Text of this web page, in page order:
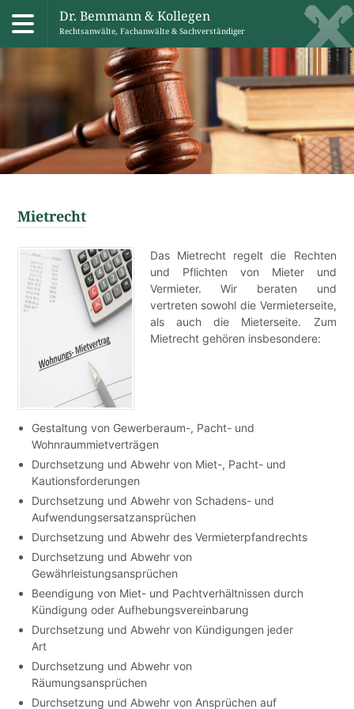
content
Dr. Bemmann & Kollegen
Rechtsanwälte, Fachanwälte & Sachverständiger
Mietrecht
Das Mietrecht regelt die Rechten
und Pflichten von Mieter und
Vermieter. Wir beraten und
vertreten sowohl die Vermieterseite,
als auch die Mieterseite. Zum
Mietrecht gehören insbesondere:
Gestaltung von Gewerberaum-, Pacht- und
Wohnraummietverträgen
Durchsetzung und Abwehr von Miet-, Pacht- und
Kautionsforderungen
Durchsetzung und Abwehr von Schadens- und
Aufwendungsersatzansprüchen
Durchsetzung und Abwehr des Vermieterpfandrechts
Durchsetzung und Abwehr von
Gewährleistungsansprüchen
Beendigung von Miet- und Pachtverhältnissen durch
Kündigung oder Aufhebungsvereinbarung
Durchsetzung und Abwehr von Kündigungen jeder
Art
Durchsetzung und Abwehr von
Räumungsansprüchen
Durchsetzung und Abwehr von Ansprüchen auf